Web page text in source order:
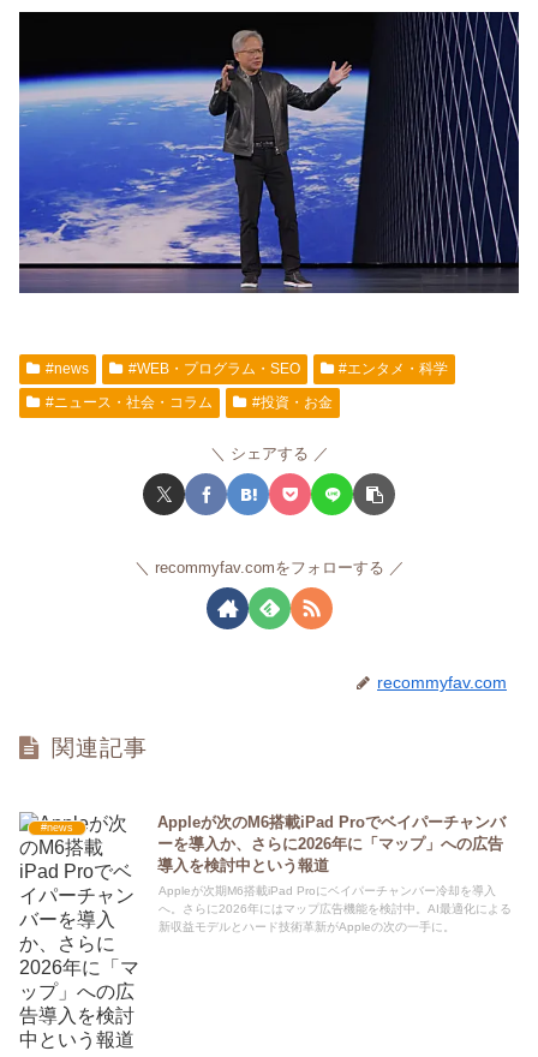
#news #WEB・プログラム・SEO
#エンタメ・科学
#ニュース・社会・コラム
#投資・お金
シェアする
recommyfav.comをフォローする
recommyfav.com
関連記事
#news
Appleが次のM6搭載iPad Proでベイパーチャンバ
ーを導入か、さらに2026年に「マップ」への広告
導入を検討中という報道
Appleが次期M6搭載iPad Proにベイパーチャンバー冷却を導入
へ。さらに2026年にはマップ広告機能を検討中。AI最適化による
新収益モデルとハード技術革新がAppleの次の一手に。